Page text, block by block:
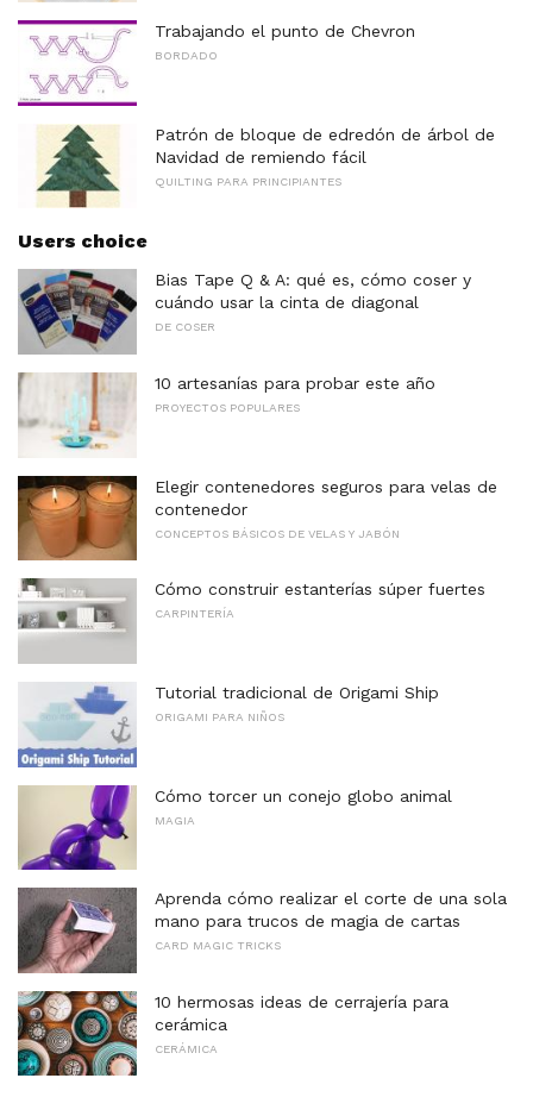
Trabajando el punto de Chevron
BORDADO
Patrón de bloque de edredón de árbol de
Navidad de remiendo fácil
QUILTING PARA PRINCIPIANTES
Users choice
Bias Tape Q & A: qué es, cómo coser y
cuándo usar la cinta de diagonal
DE COSER
10 artesanías para probar este año
PROYECTOS POPULARES
Elegir contenedores seguros para velas de
contenedor
CONCEPTOS BÁSICOS DE VELAS Y JABÓN
Cómo construir estanterías súper fuertes
CARPINTERÍA
Tutorial tradicional de Origami Ship
ORIGAMI PARA NIÑOS
Cómo torcer un conejo globo animal
MAGIA
Aprenda cómo realizar el corte de una sola
mano para trucos de magia de cartas
CARD MAGIC TRICKS
10 hermosas ideas de cerrajería para
cerámica
CERÁMICA